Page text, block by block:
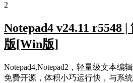
2
Notepad4 v24.11 r5548
版[Win版]
Notepad4,Notepad2，轻量级文本编
免费开源，体积小巧运行快，与系